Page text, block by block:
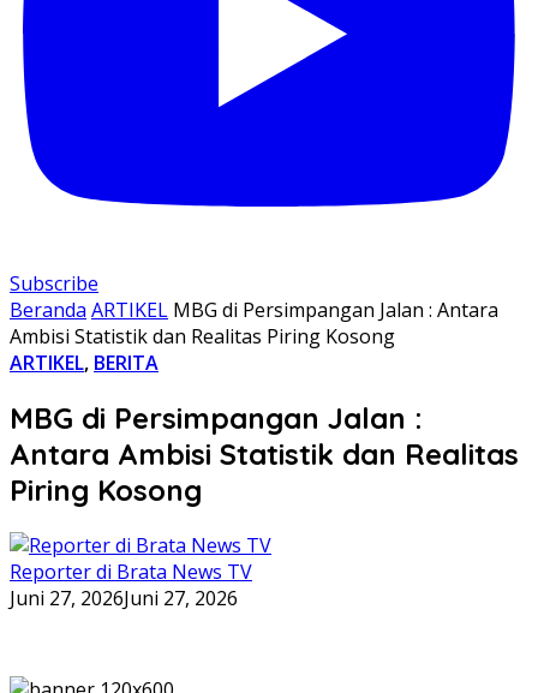
Subscribe
Beranda ARTIKEL MBG di Persimpangan Jalan : Antara
Ambisi Statistik dan Realitas Piring Kosong
ARTIKEL, BERITA
MBG di Persimpangan Jalan :
Antara Ambisi Statistik dan Realitas
Piring Kosong
Reporter di Brata News TV
Juni 27, 2026Juni 27, 2026